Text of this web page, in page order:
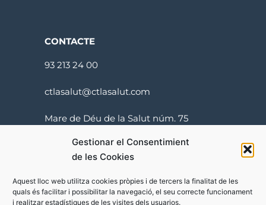
Gestionar el Consentimient
de les Cookies
Aquest lloc web utilitza cookies pròpies i de tercers la finalitat de les
quals és facilitar i possibilitar la navegació, el seu correcte funcionament
i realitzar estadístiques de les visites dels usuarios.
CONTACTE
93 213 24 00
ctlasalut@ctlasalut.com
Mare de Déu de la Salut núm. 75